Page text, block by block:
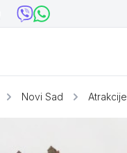
Srbija
Novi Sad Atrakcije